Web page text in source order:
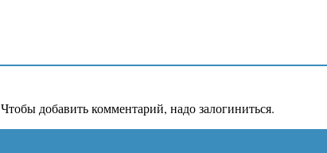
Чтобы добавить комментарий, надо залогиниться.